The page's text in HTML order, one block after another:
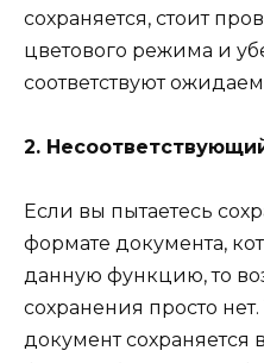
сохраняется, стоит
цветового режима и
соответствуют
2.
Если вы пытаетесь
формате документа,
данную функцию, то
сохранения просто
документ